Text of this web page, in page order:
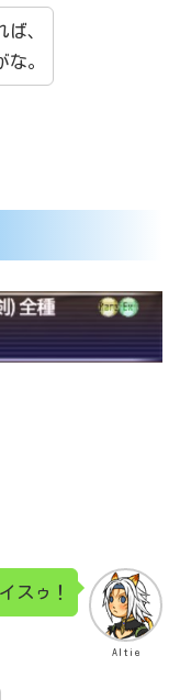
ば、
。
Altie
スゥ！